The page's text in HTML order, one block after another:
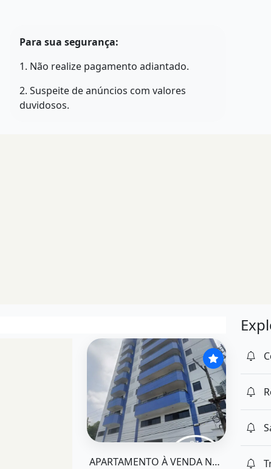
Para sua segurança:
1. Não realize pagamento adiantado.
2. Suspeite de anúncios com valores
duvidosos.
O imóvel &quot;Apartamento à venda
APARTAMENTO À VENDA NO ED. RIO AMAZONAS